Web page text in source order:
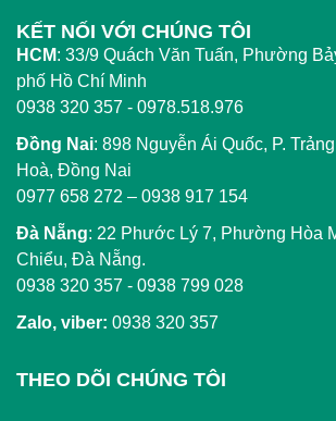
KẾT NỐI VỚI CHÚNG TÔI
HCM: 33/9 Quách Văn Tuấn, Phường
phố Hồ Chí Minh
0938 320 357 - 0978.518.976
Đồng Nai: 898 Nguyễn Ái Quốc, P.
Hoà, Đồng Nai
0977 658 272 – 0938 917 154
Đà Nẵng: 22 Phước Lý 7, Phường Hòa
Chiểu, Đà Nẵng.
0938 320 357 - 0938 799 028
Zalo, viber: 0938 320 357
THEO DÕI CHÚNG TÔI